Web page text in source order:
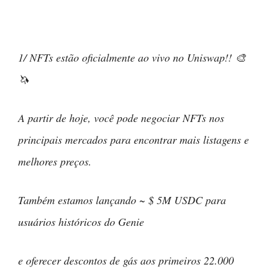
1/ NFTs estão oficialmente ao vivo no Uniswap!! 🎨
🦄
A partir de hoje, você pode negociar NFTs nos
principais mercados para encontrar mais listagens e
melhores preços.
Também estamos lançando ~ $ 5M USDC para
usuários históricos do Genie
e oferecer descontos de gás aos primeiros 22.000